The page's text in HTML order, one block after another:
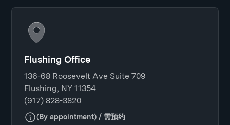
Flushing Office
136-68 Roosevelt Ave Suite 709
Flushing, NY 11354
(917) 828-3820
(By appointment) / 需预约